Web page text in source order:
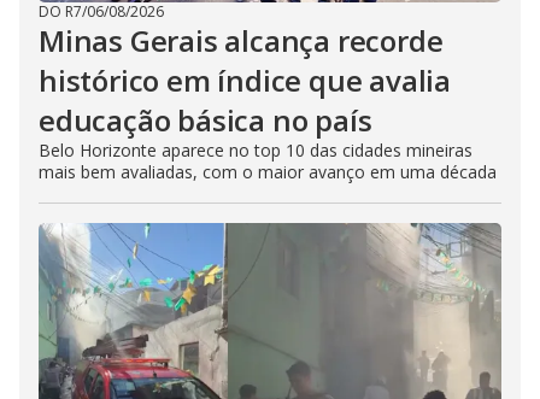
DO R7/06/08/2026
Minas Gerais alcança recorde
histórico em índice que avalia
educação básica no país
Belo Horizonte aparece no top 10 das cidades mineiras
mais bem avaliadas, com o maior avanço em uma década